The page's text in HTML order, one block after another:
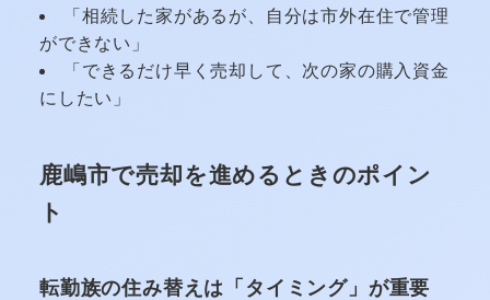
「相続した家があるが、自分は市外在住で管理
ができない」
「できるだけ早く売却して、次の家の購入資金
にしたい」
鹿嶋市で売却を進めるときのポイン
ト
転勤族の住み替えは「タイミング」が重要